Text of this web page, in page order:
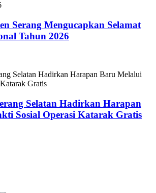
Serang Mengucapkan Selamat
Tahun 2026
Selatan Hadirkan Harapan
Sosial Operasi Katarak Gratis